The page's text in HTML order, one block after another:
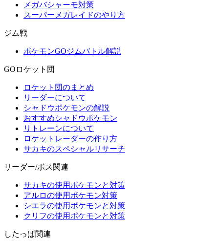
メガバシャーモ対策
スーパーメガレイドのやり方
ジム戦
ポケモンGOジムバトル解説
GOロケット団
ロケット団のまとめ
リーダーについて
シャドウポケモンの解説
おすすめシャドウポケモン
リトレーンについて
ロケットレーダーの作り方
サカキのスペシャルリサーチ
リーダー/ボス関連
サカキの使用ポケモンと対策
アルロの使用ポケモン対策
シエラの使用ポケモンと対策
クリフの使用ポケモンと対策
したっぱ関連